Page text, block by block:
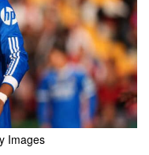
Images